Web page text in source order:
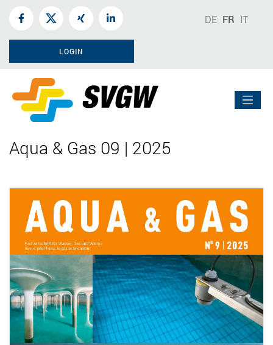
DE FR IT
LOGIN
Aqua & Gas 09 | 2025